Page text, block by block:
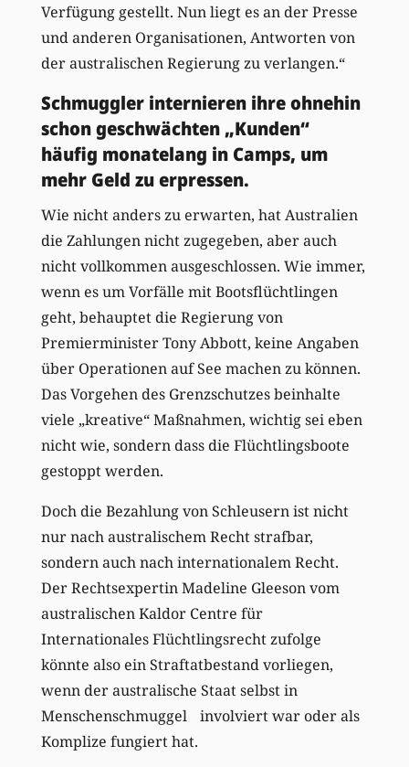
Verfügung gestellt. Nun liegt es an der Presse
und anderen Organisationen, Antworten von
der australischen Regierung zu verlangen.“
Schmuggler internieren ihre ohnehin
schon geschwächten „Kunden“
häufig monatelang in Camps, um
mehr Geld zu erpressen.
Wie nicht anders zu erwarten, hat Australien
die Zahlungen nicht zugegeben, aber auch
nicht vollkommen ausgeschlossen. Wie immer,
wenn es um Vorfälle mit Bootsflüchtlingen
geht, behauptet die Regierung von
Premierminister Tony Abbott, keine Angaben
über Operationen auf See machen zu können.
Das Vorgehen des Grenzschutzes beinhalte
viele „kreative“ Maßnahmen, wichtig sei eben
nicht wie, sondern dass die Flüchtlingsboote
gestoppt werden.
Doch die Bezahlung von Schleusern ist nicht
nur nach australischem Recht strafbar,
sondern auch nach internationalem Recht.
Der Rechtsexpertin Madeline Gleeson vom
australischen Kaldor Centre für
Internationales Flüchtlingsrecht zufolge
könnte also ein Straftatbestand vorliegen,
wenn der australische Staat selbst in
Menschenschmuggel involviert war oder als
Komplize fungiert hat.